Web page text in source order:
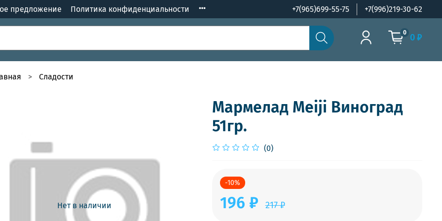
предложение Политика конфиденциальности +7(965)699-55-75 +7(996)219-30-62
0 0 ₽
Сладости
Нет в наличии
Мармелад Meiji Виноград
51гр.
(0)
-10%
196 ₽ 217 ₽